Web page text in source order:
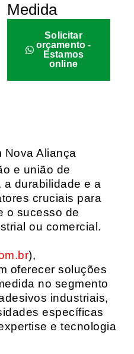
Medida
Solicitar
orçamento -
Estamos
online
Nova Aliança
e união de
a durabilidade e a
cruciais para
o sucesso de
ou comercial.
),
oferecer soluções
no segmento
industriais,
específicas
e tecnologia